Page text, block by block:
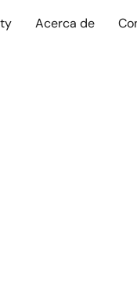
Acerca de